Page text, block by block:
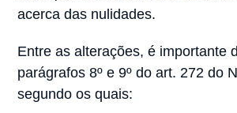
acerca das nulidades.
Entre as alterações, é importante
parágrafos 8º e 9º do art. 272 do
segundo os quais: